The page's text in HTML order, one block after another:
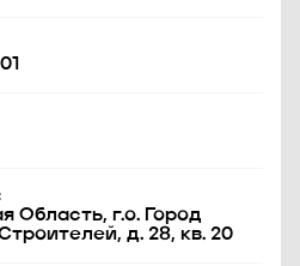
Область, г.о. Город
д. 28, кв. 20